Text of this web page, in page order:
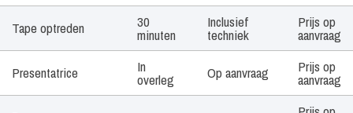
Tape optreden 30
minuten
Inclusief
techniek
Prijs op
aanvraag
Presentatrice In
overleg Op aanvraag Prijs op
aanvraag